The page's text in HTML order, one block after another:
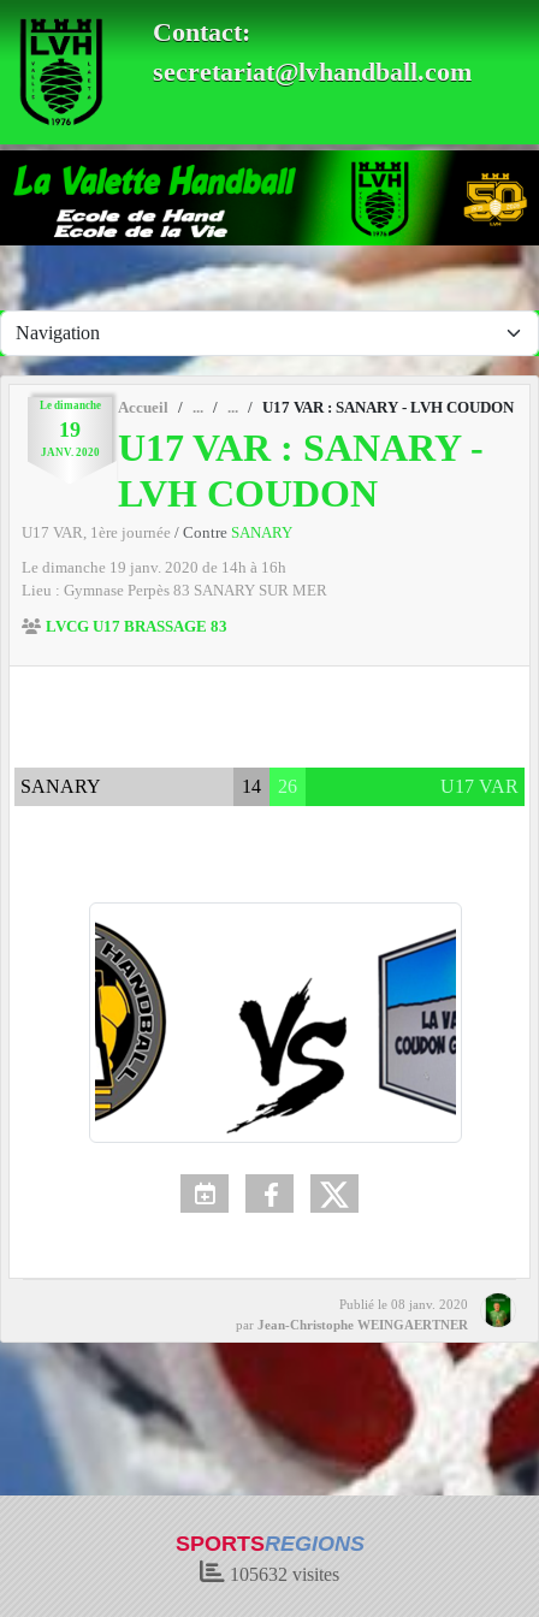
Contact:
secretariat@lvhandball.com
Le dimanche
19
JANV. 2020
Accueil U17 VAR : SANARY - LVH COUDON
U17 VAR : SANARY -
LVH COUDON
U17 VAR, 1ère journée / Contre SANARY
Le dimanche 19 janv. 2020 de 14h à 16h
Lieu : Gymnase Perpès 83 SANARY SUR MER
LVCG U17 BRASSAGE 83
SANARY 14 26 U17 VAR
Publié le 08 janv. 2020
par Jean-Christophe WEINGAERTNER
SPORTSREGIONS
105632 visites
Panneau de gestion des cookies